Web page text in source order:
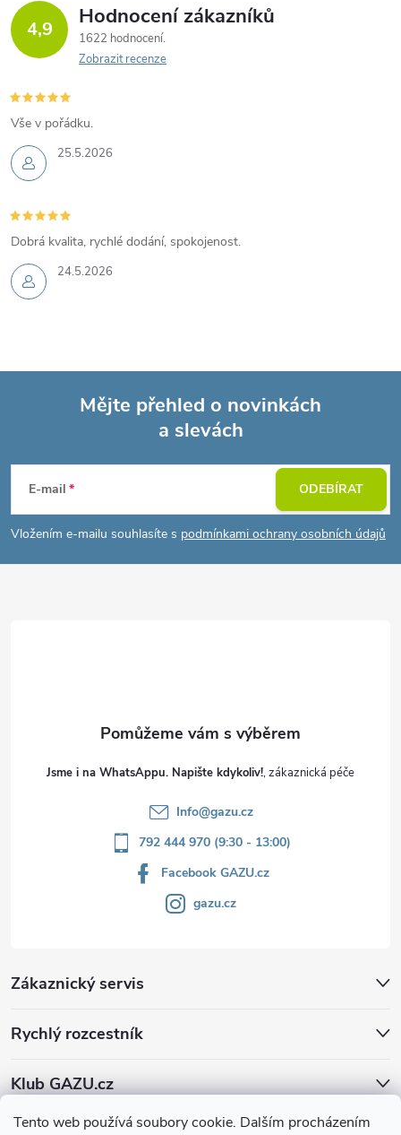
Tento web používá soubory cookie. Dalším procházením
4,9 Hodnocení zákazníků
1622 hodnocení
Zobrazit recenze
25.5.2026
Vše v pořádku.
24.5.2026
Dobrá kvalita, rychlé dodání, spokojenost.
p
a
Mějte přehled o novinkách
a slevách
E-mail
Vložením e-mailu souhlasíte s podmínkami ochrany osobních údajů
ODEBÍRAT
Jsme i na WhatsAppu. Napište kdykoliv!
Info@gazu.cz
792 444 970 (9:30 - 13:00)
Facebook GAZU.cz
gazu.cz
Zákaznický servis
Rychlý rozcestník
Klub GAZU.cz